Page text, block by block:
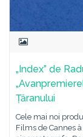
„Index” de
Țăranului
Cele mai noi
Films de Cannes